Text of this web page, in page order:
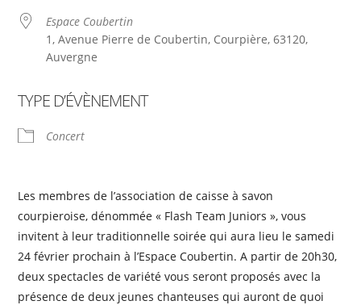
Espace Coubertin
1, Avenue Pierre de Coubertin, Courpière, 63120,
Auvergne
TYPE D’ÉVÈNEMENT
Concert
Les membres de l’association de caisse à savon
courpieroise, dénommée « Flash Team Juniors », vous
invitent à leur traditionnelle soirée qui aura lieu le samedi
24 février prochain à l’Espace Coubertin. A partir de 20h30,
deux spectacles de variété vous seront proposés avec la
présence de deux jeunes chanteuses qui auront de quoi